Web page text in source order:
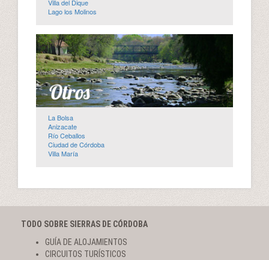
Villa del Dique
Lago los Molinos
La Bolsa
Anizacate
Río Ceballos
Ciudad de Córdoba
Villa María
TODO SOBRE SIERRAS DE CÓRDOBA
GUÍA DE ALOJAMIENTOS
CIRCUITOS TURÍSTICOS